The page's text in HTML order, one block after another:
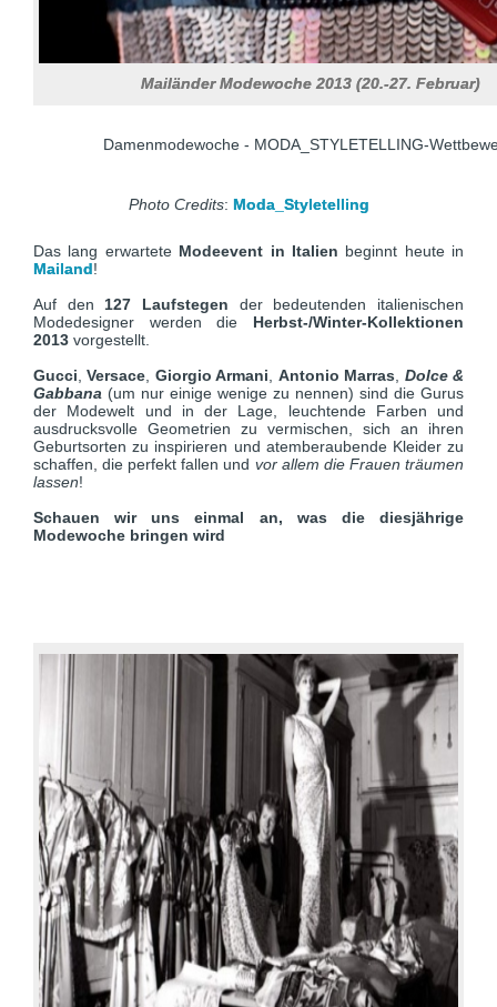
Mailänder Modewoche 2013 (20.-27. Februar)
Damenmodewoche - MODA_STYLETELLING-
Photo Credits: Moda_Styletelling
Das lang erwartete Modeevent in Italien beginnt heute in
Mailand!
Auf den 127 Laufstegen der bedeutenden italienischen
Modedesigner werden die Herbst-/Winter-Kollektionen
2013 vorgestellt.
Gucci ,Versace Giorgio Armani Antonio Marras
Dolce &
Gabbana (um nur einige wenige zu nennen) sind die Gurus
der Modewelt und in der Lage, leuchtende Farben und
ausdrucksvolle Geometrien zu vermischen, sich an ihren
Geburtsorten zu inspirieren und atemberaubende Kleider zu
schaffen, die perfekt fallen und vor allem die Frauen träumen
lassen!
Schauen wir uns einmal an, was die diesjährige
Modewoche bringen wird